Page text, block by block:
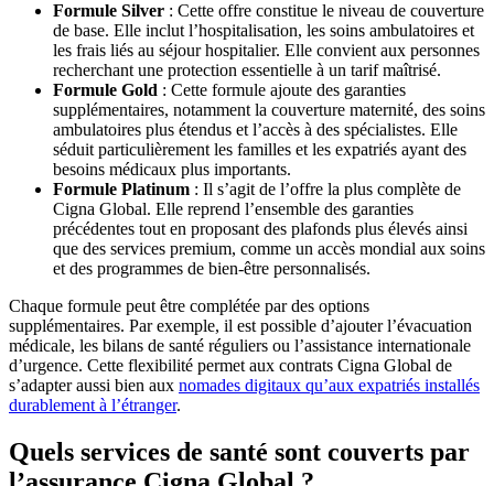
Formule Silver : Cette offre constitue le niveau de couverture
de base. Elle inclut l’hospitalisation, les soins ambulatoires et
les frais liés au séjour hospitalier. Elle convient aux personnes
recherchant une protection essentielle à un tarif maîtrisé.
Formule Gold : Cette formule ajoute des garanties
supplémentaires, notamment la couverture maternité, des soins
ambulatoires plus étendus et l’accès à des spécialistes. Elle
séduit particulièrement les familles et les expatriés ayant des
besoins médicaux plus importants.
Formule Platinum : Il s’agit de l’offre la plus complète de
Cigna Global. Elle reprend l’ensemble des garanties
précédentes tout en proposant des plafonds plus élevés ainsi
que des services premium, comme un accès mondial aux soins
et des programmes de bien-être personnalisés.
Chaque formule peut être complétée par des options
supplémentaires. Par exemple, il est possible d’ajouter l’évacuation
médicale, les bilans de santé réguliers ou l’assistance internationale
d’urgence. Cette flexibilité permet aux contrats Cigna Global de
s’adapter aussi bien aux nomades digitaux qu’aux expatriés installés
durablement à l’étranger.
Quels services de santé sont couverts par